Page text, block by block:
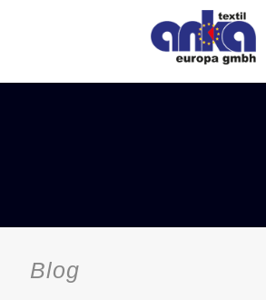
Blog